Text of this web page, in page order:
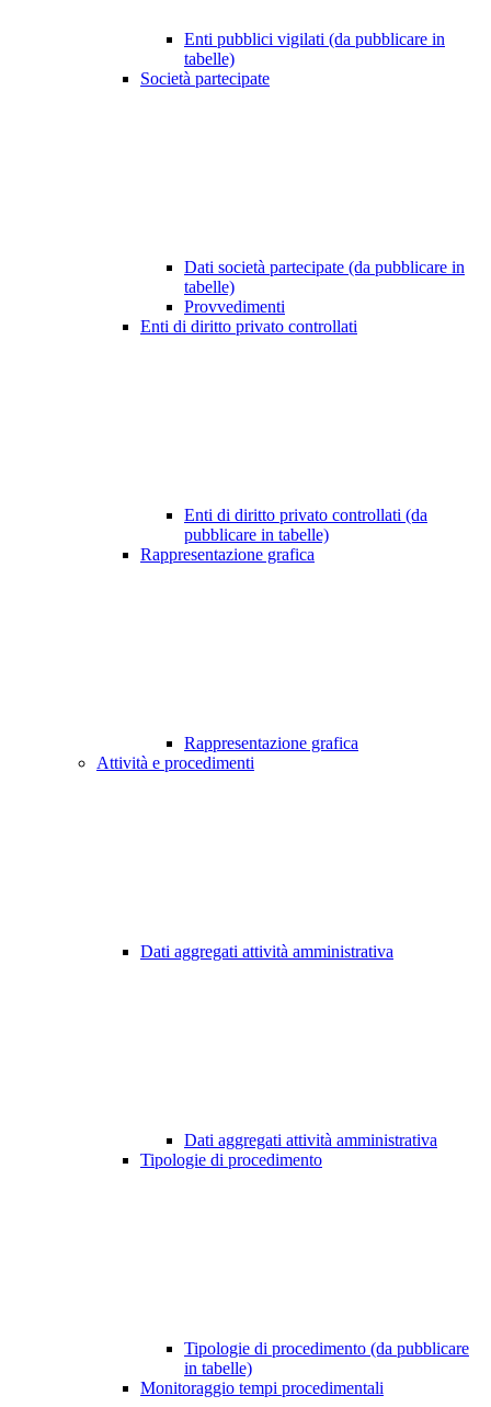
Enti pubblici vigilati (da pubblicare in
tabelle)
Società partecipate
Dati società partecipate (da pubblicare in
tabelle)
Provvedimenti
Enti di diritto privato controllati
Enti di diritto privato controllati (da
pubblicare in tabelle)
Rappresentazione grafica
Rappresentazione grafica
Attività e procedimenti
Dati aggregati attività amministrativa
Dati aggregati attività amministrativa
Tipologie di procedimento
Tipologie di procedimento (da pubblicare
in tabelle)
Monitoraggio tempi procedimentali